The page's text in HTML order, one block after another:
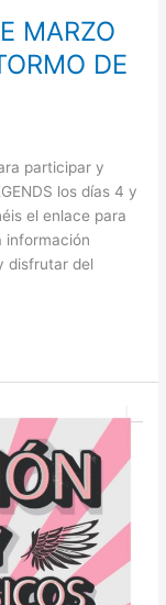
MARZO
DE
participar y
los días 4 y
el enlace para
información
disfrutar del